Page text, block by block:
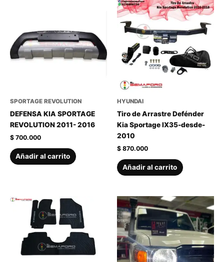
SPORTAGE REVOLUTION
DEFENSA KIA SPORTAGE
REVOLUTION 2011- 2016
$ 700.000
Añadir al carrito
HYUNDAI
Tiro de Arrastre Defénder
Kia Sportage IX35-desde-
2010
$ 870.000
Añadir al carrito